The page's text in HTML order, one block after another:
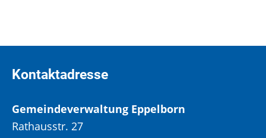
Kontaktadresse
Gemeindeverwaltung Eppelborn
Rathausstr. 27